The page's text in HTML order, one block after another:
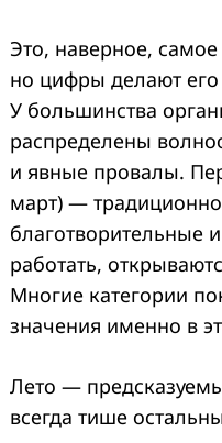
Это, наверное,
но цифры делают
У большинства
распределены
и явные провалы.
март) —
благотворительные
работать,
Многие категории
значения именно в
Лето —
всегда тише